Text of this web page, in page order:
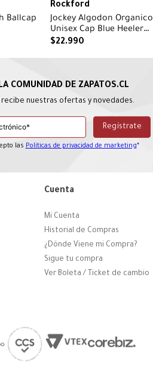
Ballcap
Rockford
Jockey Algodon Organico
Unisex Cap Blue Heeler
Beige Rockford
$22.990
nuestras ofertas y novedades.
las Políticas de privacidad de marketing*
Cuenta
Mi Cuenta
Historial de Compras
¿Dónde Viene mi Compra?
Sigue tu compra
Ver Boleta / Ticket de cambio